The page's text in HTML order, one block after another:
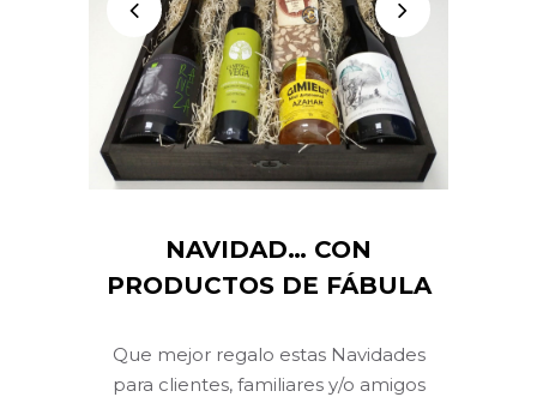
NAVIDAD… CON
PRODUCTOS DE FÁBULA
Que mejor regalo estas Navidades
para clientes, familiares y/o amigos